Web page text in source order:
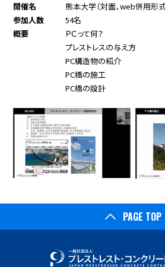
開催名
熊本大学（対面、web併用形式
参加人数
54名
概要
ＰＣって何？
プレストレスの与え方
PC構造物の紹介
PC橋の施工
PC橋の設計
PAGE TOP